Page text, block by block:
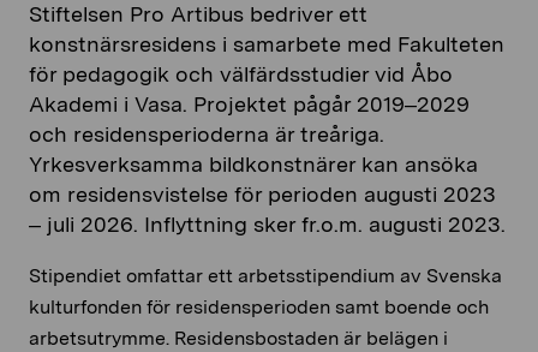
Stiftelsen Pro Artibus bedriver ett
konstnärsresidens i samarbete med Fakulteten
för pedagogik och välfärdsstudier vid Åbo
Akademi i Vasa. Projektet pågår 2019–2029
och residensperioderna är treåriga.
Yrkesverksamma bildkonstnärer kan ansöka
om residensvistelse för perioden augusti 2023
– juli 2026. Inflyttning sker fr.o.m. augusti 2023.
Stipendiet omfattar ett arbetsstipendium av Svenska
kulturfonden för residensperioden samt boende och
arbetsutrymme. Residensbostaden är belägen i